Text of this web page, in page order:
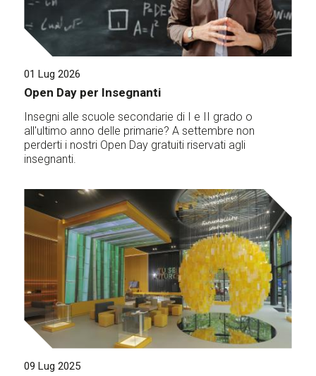
01 Lug 2026
Open Day per Insegnanti
Insegni alle scuole secondarie di I e II grado o
all'ultimo anno delle primarie? A settembre non
perderti i nostri Open Day gratuiti riservati agli
insegnanti.
09 Lug 2025